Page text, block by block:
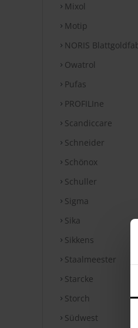
Mixol
Motip
NORIS
Owatrol
Pufas
PROFILIne
Scandiccare
Schneider
Schönox
Schuller
Sigma
Sika
Sikkens
Staalmeester
Starcke
Storch
Südwest